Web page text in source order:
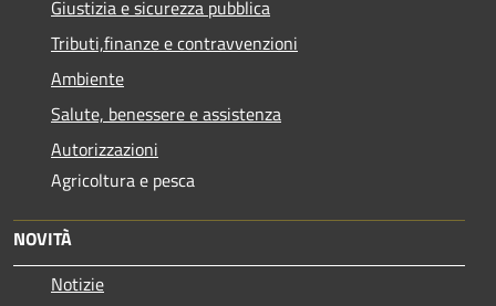
Giustizia e sicurezza pubblica
Tributi,finanze e contravvenzioni
Ambiente
Salute, benessere e assistenza
Autorizzazioni
Agricoltura e pesca
NOVITÀ
Notizie